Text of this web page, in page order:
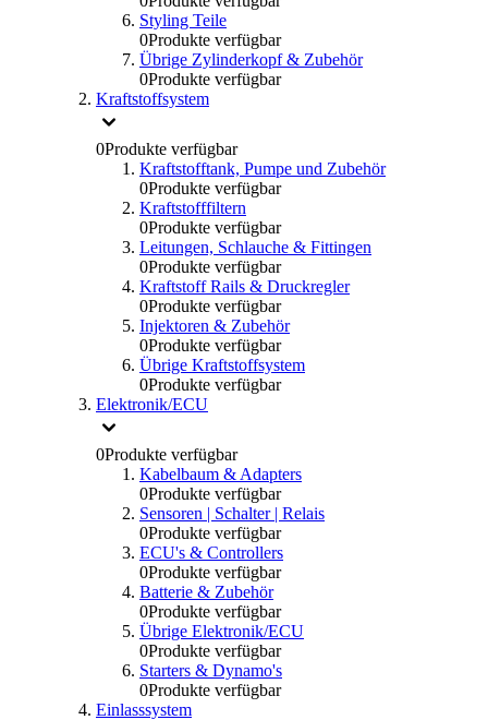
Styling Teile
0Produkte verfügbar
Übrige Zylinderkopf & Zubehör
0Produkte verfügbar
Kraftstoffsystem
0Produkte verfügbar
Kraftstofftank, Pumpe und Zubehör
0Produkte verfügbar
Kraftstofffiltern
0Produkte verfügbar
Leitungen, Schlauche & Fittingen
0Produkte verfügbar
Kraftstoff Rails & Druckregler
0Produkte verfügbar
Injektoren & Zubehör
0Produkte verfügbar
Übrige Kraftstoffsystem
0Produkte verfügbar
Elektronik/ECU
0Produkte verfügbar
Kabelbaum & Adapters
0Produkte verfügbar
Sensoren | Schalter | Relais
0Produkte verfügbar
ECU's & Controllers
0Produkte verfügbar
Batterie & Zubehör
0Produkte verfügbar
Übrige Elektronik/ECU
0Produkte verfügbar
Starters & Dynamo's
0Produkte verfügbar
Einlasssystem